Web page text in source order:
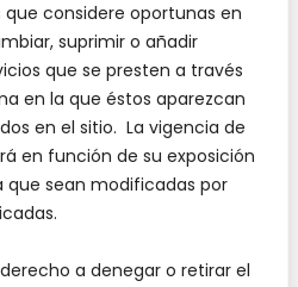
considere oportunas en
suprimir o añadir
que se presten a través
en la que éstos aparezcan
en el sitio. La vigencia de
en función de su exposición
sean modificadas por
derecho a denegar o retirar el